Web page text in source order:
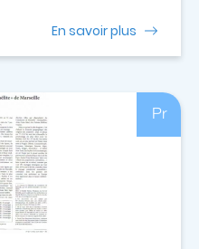
En savoir plus
Pr